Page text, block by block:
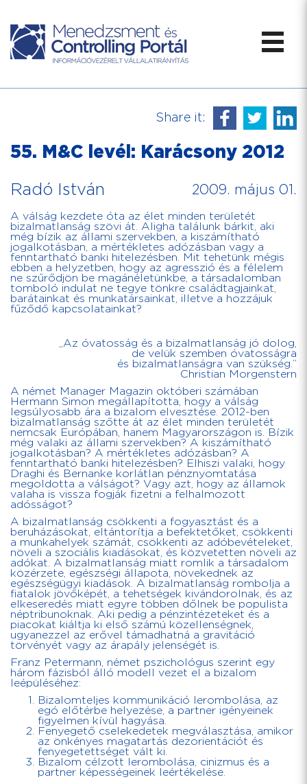
Share it:
55. M&C levél: Karácsony 2012
Radó István 2009. május 01.
A válság kezdete óta az élet minden területét
bizalmatlanság szövi át. Aligha találunk bárkit, aki
még bízik az állami szervekben, a kiszámítható
jogalkotásban, a mértékletes adózásban vagy a
fenntartható banki hitelezésben. Mit tehetünk mégis
ebben a helyzetben, hogy az agresszió és a félelem
ne szűrődjön be magánéletünkbe, a társadalomban
tomboló indulat ne tegye tönkre családtagjainkat,
barátainkat és munkatársainkat, illetve a hozzájuk
fűződő kapcsolatainkat?
„Az óvatosság és a bizalmatlanság jó dolog,
de velük szemben óvatosságra
és bizalmatlanságra van szükség.”
Christian Morgenstern
A német Manager Magazin októberi számában
Hermann Simon megállapította, hogy a válság
legsúlyosabb ára a bizalom elvesztése. 2012-ben
bizalmatlanság szőtte át az élet minden területét
nemcsak Európában, hanem Magyarországon is. Bízik
még valaki az állami szervekben? A kiszámítható
jogalkotásban? A mértékletes adózásban? A
fenntartható banki hitelezésben? Elhiszi valaki, hogy
Draghi és Bernanke korlátlan pénznyomtatása
megoldotta a válságot? Vagy azt, hogy az államok
valaha is vissza fogják fizetni a felhalmozott
adósságot?
A bizalmatlanság csökkenti a fogyasztást és a
beruházásokat, eltántorítja a befektetőket, csökkenti
a munkahelyek számát, csökkenti az adóbevételeket,
növeli a szociális kiadásokat, és közvetetten növeli az
adókat. A bizalmatlanság miatt romlik a társadalom
közérzete, egészségi állapota, növekednek az
egészségügyi kiadások. A bizalmatlanság rombolja a
fiatalok jövőképét, a tehetségek kivándorolnak, és az
elkeseredés miatt egyre többen dőlnek be populista
néptribunoknak. Aki pedig a pénzintézeteket és a
piacokat kiáltja ki első számú közellenségnek,
ugyanezzel az erővel támadhatná a gravitáció
törvényét vagy az árapály jelenségét is.
Franz Petermann, német pszichológus szerint egy
három fázisból álló modell vezet el a bizalom
leépüléséhez:
Bizalomteljes kommunikáció lerombolása, az
egó előtérbe helyezése, a partner igényeinek
figyelmen kívül hagyása.
Fenyegető cselekedetek megválasztása, amikor
az önkényes magatartás dezorientációt és
fenyegetettséget vált ki.
Bizalom célzott lerombolása, cinizmus és a
partner képességeinek leértékelése.